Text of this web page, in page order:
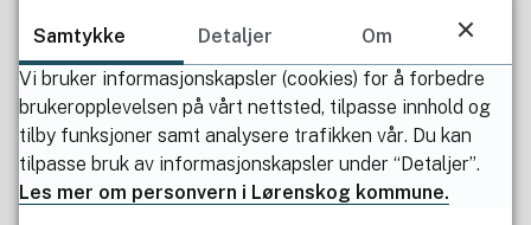
Publisert av
Jon Inge Rudsro
Sist endret
22.02.2022 09.43
Samtykke Detaljer
Om
Vi bruker informasjonskapsler (cookies) for å forbedre
brukeropplevelsen på vårt nettsted, tilpasse innhold og
tilby funksjoner samt analysere trafikken vår. Du kan
tilpasse bruk av informasjonskapsler under “Detaljer”.
Les mer om personvern i Lørenskog kommune.